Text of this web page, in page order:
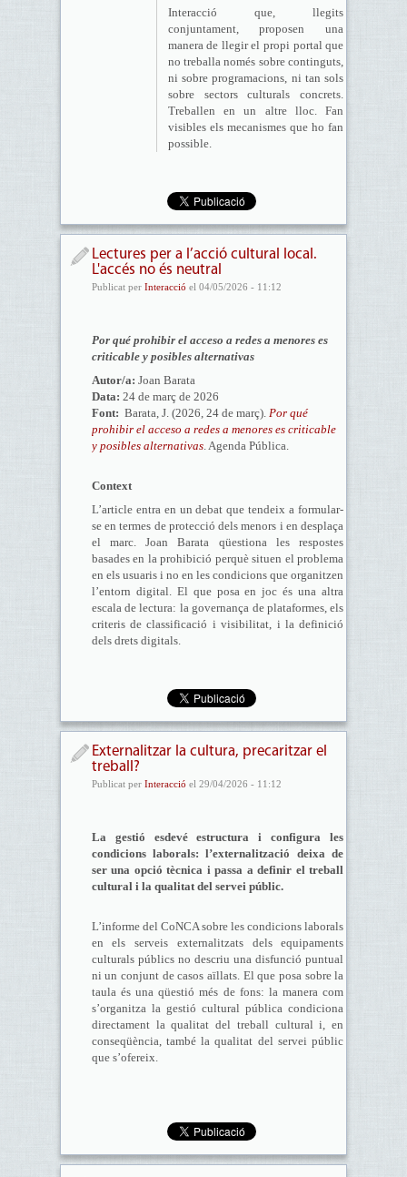
Interacció que, llegits
conjuntament, proposen una
manera de llegir el propi portal que
no treballa només sobre continguts,
ni sobre programacions, ni tan sols
sobre sectors culturals concrets.
Treballen en un altre lloc. Fan
visibles els mecanismes que ho fan
possible.
Lectures per a l’acció cultural local.
L'accés no és neutral
Publicat per Interacció el 04/05/2026 - 11:12
Por qué prohibir el acceso a redes a menores es
criticable y posibles alternativas
Autor/a: Joan Barata
Data: 24 de març de 2026
Font: Barata, J. (2026, 24 de març). Por qué
prohibir el acceso a redes a menores es criticable
y posibles alternativas. Agenda Pública.
Context
L’article entra en un debat que tendeix a formular-
se en termes de protecció dels menors i en desplaça
el marc. Joan Barata qüestiona les respostes
basades en la prohibició perquè situen el problema
en els usuaris i no en les condicions que organitzen
l’entorn digital. El que posa en joc és una altra
escala de lectura: la governança de plataformes, els
criteris de classificació i visibilitat, i la definició
dels drets digitals.
Externalitzar la cultura, precaritzar el
treball?
Publicat per Interacció el 29/04/2026 - 11:12
La gestió esdevé estructura i configura les
condicions laborals: l’externalització deixa de
ser una opció tècnica i passa a definir el treball
cultural i la qualitat del servei públic.
L’informe del CoNCA sobre les condicions laborals
en els serveis externalitzats dels equipaments
culturals públics no descriu una disfunció puntual
ni un conjunt de casos aïllats. El que posa sobre la
taula és una qüestió més de fons: la manera com
s’organitza la gestió cultural pública condiciona
directament la qualitat del treball cultural i, en
conseqüència, també la qualitat del servei públic
que s’ofereix.